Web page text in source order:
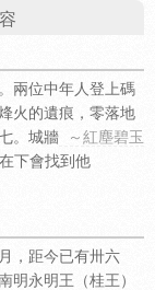
兩位中年人登上碼
火的遺痕，零落地
。城牆
～紅塵碧玉
下會找到他
，距今已有卅六
明永明王（桂王）